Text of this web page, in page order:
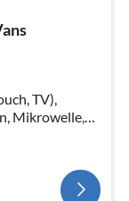
TV),
Mikrowelle,